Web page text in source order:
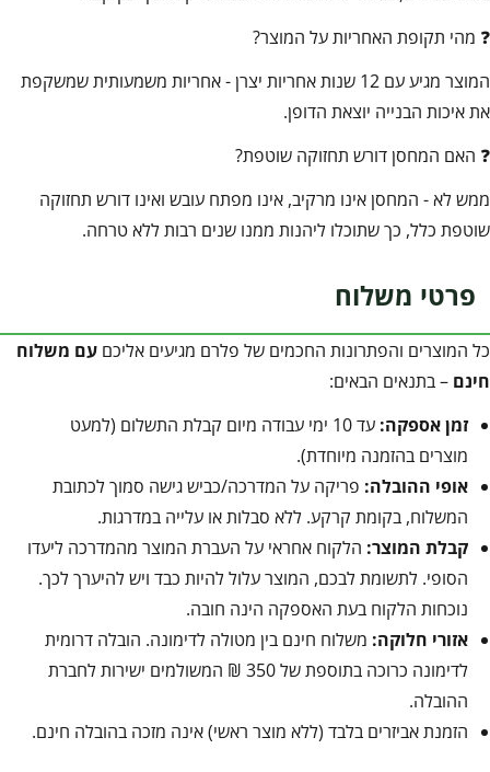
❓ מהי תקופת האחריות על המוצר?
המוצר מגיע עם 12 שנות אחריות יצרן - אחריות משמעותית שמשקפת
את איכות הבנייה יוצאת הדופן.
❓ האם המחסן דורש תחזוקה שוטפת?
ממש לא - המחסן אינו מרקיב, אינו מפתח עובש ואינו דורש תחזוקה
שוטפת כלל, כך שתוכלו ליהנות ממנו שנים רבות ללא טרחה.
פרטי משלוח
כל המוצרים והפתרונות החכמים של פלרם מגיעים אליכם עם משלוח
חינם – בתנאים הבאים:
זמן אספקה:
עד 10 ימי עבודה מיום קבלת התשלום (למעט
מוצרים בהזמנה מיוחדת).
אופי ההובלה: פריקה על המדרכה/כביש גישה סמוך לכתובת
המשלוח, בקומת קרקע. ללא סבלות או עלייה במדרגות.
קבלת המוצר: הלקוח אחראי על העברת המוצר מהמדרכה ליעדו
הסופי. לתשומת לבכם, המוצר עלול להיות כבד ויש להיערך לכך.
נוכחות הלקוח בעת האספקה הינה חובה.
אזורי חלוקה: משלוח חינם בין מטולה לדימונה. הובלה דרומית
לדימונה כרוכה בתוספת של 350 ₪ המשולמים ישירות לחברת
ההובלה.
הזמנת אביזרים בלבד (ללא מוצר ראשי) אינה מזכה בהובלה חינם.